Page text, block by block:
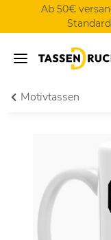
Ab 50€
Motivtassen